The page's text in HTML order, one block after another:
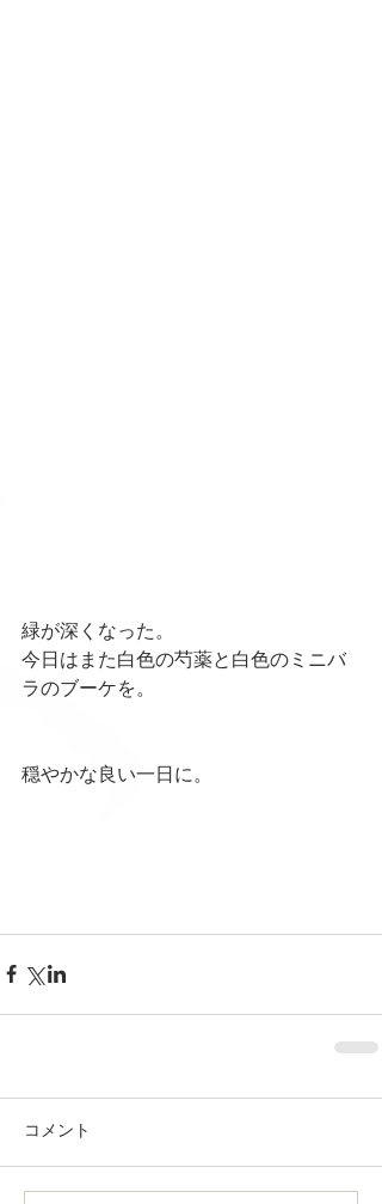
緑が深くなった。
今日はまた白色の芍薬と白色のミニバ
ラのブーケを。
穏やかな良い一日に。
コメント